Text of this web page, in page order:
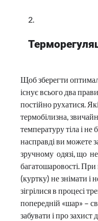
Щоб зберегти
існує всього два
постійно рухатися.
термобілизна,
температуру тіла і не
насправді ви можете
зручному одязі, що не
багатошаровості.
(куртку) не знімати і
зігрілися в процесі
попередній «шар» –
забувати і про захист